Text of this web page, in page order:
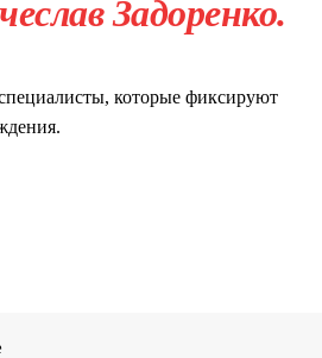
Задоренко.
которые фиксируют